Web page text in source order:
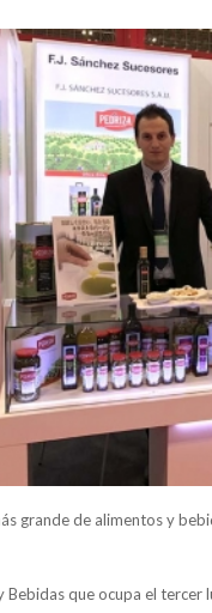
grande de alimentos y
que ocupa el tercer